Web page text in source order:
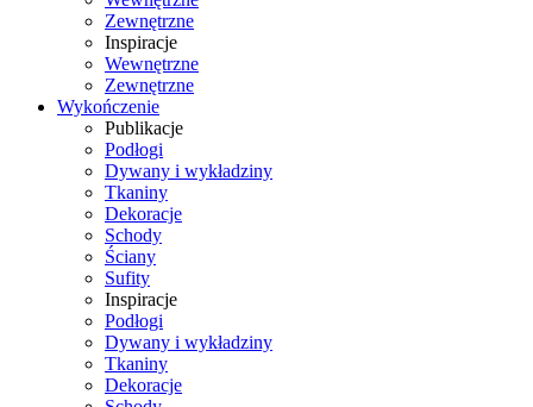
Zewnętrzne
Inspiracje
Wewnętrzne
Zewnętrzne
Wykończenie
Publikacje
Podłogi
Dywany i wykładziny
Tkaniny
Dekoracje
Schody
Ściany
Sufity
Inspiracje
Podłogi
Dywany i wykładziny
Tkaniny
Dekoracje